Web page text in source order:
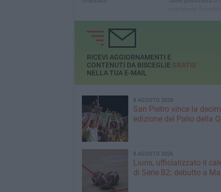
esprimere il
RICEVI AGGIORNAMENTI E
CONTENUTI DA BISCEGLIE GRATIS
NELLA TUA E-MAIL
8 AGOSTO 2026
San Pietro vince la
edizione del Palio della
8 AGOSTO 2026
Lions, ufficializzato il
di Serie B2: debutto a